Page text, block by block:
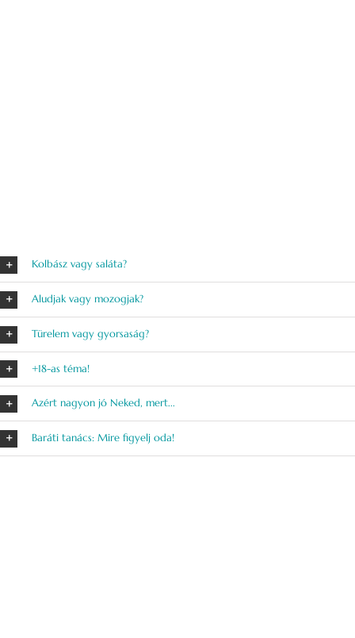
Kolbász vagy saláta?
Aludjak vagy mozogjak?
Türelem vagy gyorsaság?
+18-as téma!
Azért nagyon jó Neked, mert...
Baráti tanács: Mire figyelj oda!